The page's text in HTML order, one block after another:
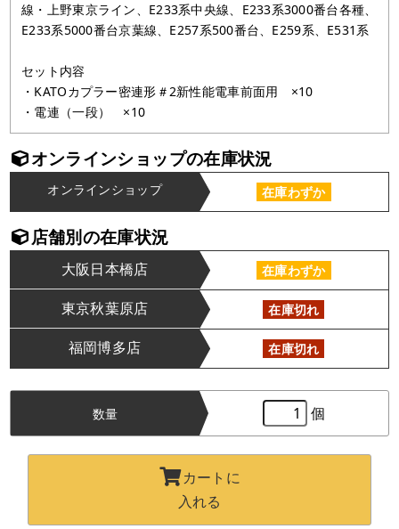
線・上野東京ライン、E233系中央線、E233系3000番台各種、
E233系5000番台京葉線、E257系500番台、E259系、E531系
セット内容
・KATOカプラー密連形＃2新性能電車前面用 ×10
・電連（一段） ×10
オンラインショップの在庫状況
オンラインショップ 在庫わずか
店舗別の在庫状況
大阪日本橋店 在庫わずか
東京秋葉原店 在庫切れ
福岡博多店 在庫切れ
数量 個
カートに
入れる